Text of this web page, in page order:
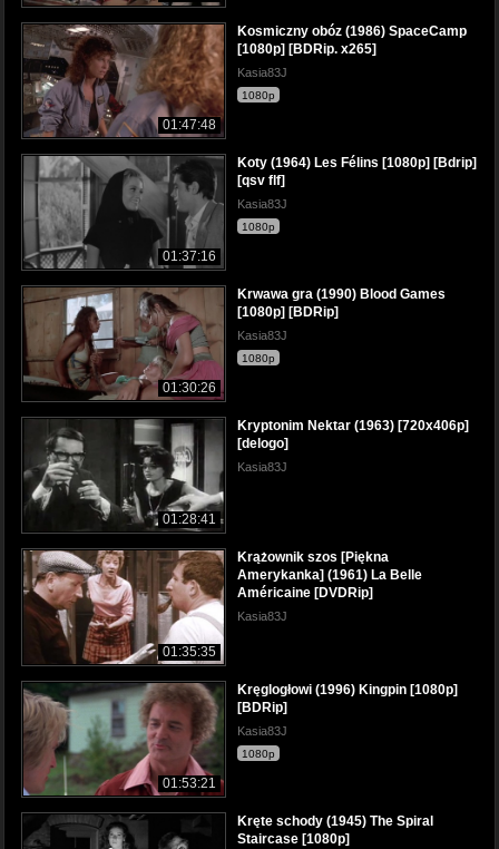
01:47:48
Kosmiczny obóz (1986) SpaceCamp
[1080p] [BDRip. x265]
Kasia83J
1080p
01:37:16
Koty (1964) Les Félins [1080p] [Bdrip]
[qsv flf]
Kasia83J
1080p
01:30:26
Krwawa gra (1990) Blood Games
[1080p] [BDRip]
Kasia83J
1080p
01:28:41
Kryptonim Nektar (1963) [720x406p]
[delogo]
Kasia83J
01:35:35
Krążownik szos [Piękna
Amerykanka] (1961) La Belle
Américaine [DVDRip]
Kasia83J
01:53:21
Kręglogłowi (1996) Kingpin [1080p]
[BDRip]
Kasia83J
1080p
Kręte schody (1945) The Spiral
Staircase [1080p]